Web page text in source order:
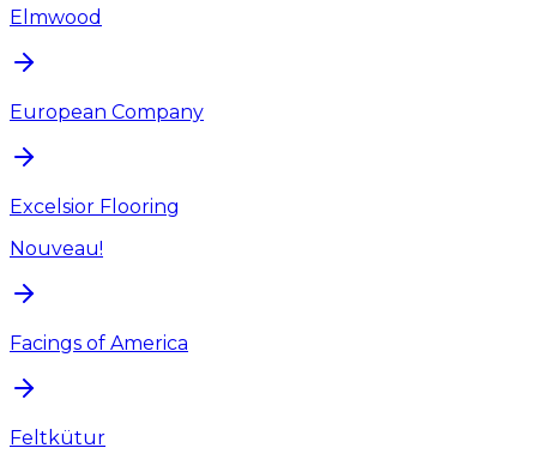
Elmwood
European Company
Excelsior Flooring
Nouveau!
Facings of America
Feltkütur